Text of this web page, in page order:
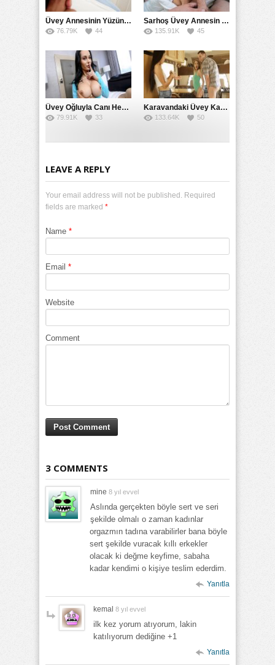
Üvey Annesinin Yüzüne Bakarak Sikini Kaldırdı
76.79K 44
Sarhoş Üvey Annesin Uyurken Ağzına Sürttü
135.91K 45
Üvey Oğluyla Canı Her İstediğinde Kendini Siktirdi
79.91K 33
Karavandaki Üvey Kardeşlerin Sikiş Yolculuğu
133.64K 50
LEAVE A REPLY
Your email address will not be published. Required
fields are marked *
Name *
Email *
Website
Comment
3 COMMENTS
mine 8 yıl evvel
Aslında gerçekten böyle sert ve seri
şekilde olmalı o zaman kadınlar
orgazmın tadına varabilirler bana böyle
sert şekilde vuracak kıllı erkekler
olacak ki değme keyfime, sabaha
kadar kendimi o kişiye teslim ederdim.
Yanıtla
kemal 8 yıl evvel
ilk kez yorum atıyorum, lakin
katılıyorum dediğine +1
Yanıtla